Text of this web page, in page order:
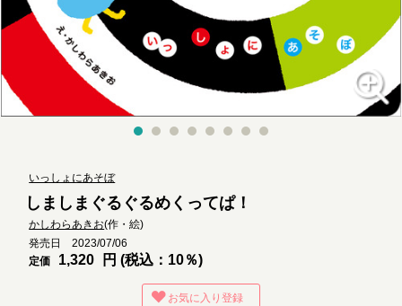
いっしょにあそぼ
しましまぐるぐるめくってぱ！
かしわらあきお(作・絵)
発売日 2023/07/06
定価
1,320 円 (税込：10％)
お気に入り登録